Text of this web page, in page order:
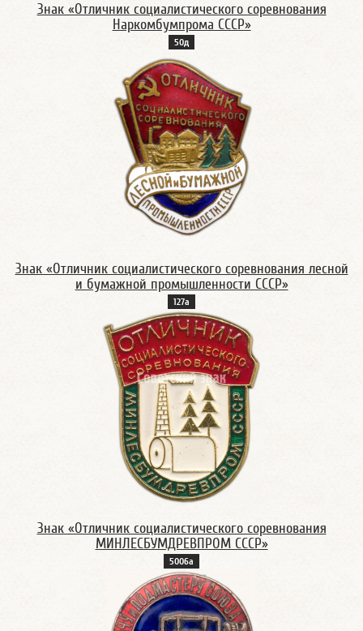
Знак «Отличник социалистического соревнования
Наркомбумпрома СССР»
50д
Знак «Отличник социалистического соревнования лесной
и бумажной промышленности СССР»
127а
Знак «Отличник социалистического соревнования
МИНЛЕСБУМДРЕВПРОМ СССР»
5006а